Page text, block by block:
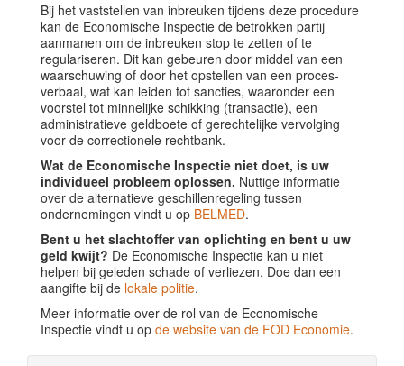
Bij het vaststellen van inbreuken tijdens deze procedure
kan de Economische Inspectie de betrokken partij
aanmanen om de inbreuken stop te zetten of te
regulariseren. Dit kan gebeuren door middel van een
waarschuwing of door het opstellen van een proces-
verbaal, wat kan leiden tot sancties, waaronder een
voorstel tot minnelijke schikking (transactie), een
administratieve geldboete of gerechtelijke vervolging
voor de correctionele rechtbank.
Wat de Economische Inspectie niet doet, is uw
individueel probleem oplossen. Nuttige informatie
over de alternatieve geschillenregeling tussen
ondernemingen vindt u op BELMED.
Bent u het slachtoffer van oplichting en bent u uw
geld kwijt? De Economische Inspectie kan u niet
helpen bij geleden schade of verliezen. Doe dan een
aangifte bij de lokale politie.
Meer informatie over de rol van de Economische
Inspectie vindt u op de website van de FOD Economie.